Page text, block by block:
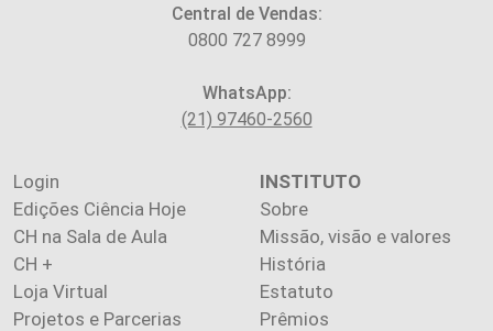
Central de Vendas:
0800 727 8999
WhatsApp:
(21) 97460-2560
Login
Edições Ciência Hoje
CH na Sala de Aula
CH +
Loja Virtual
Projetos e Parcerias
INSTITUTO
Sobre
Missão, visão e valores
História
Estatuto
Prêmios